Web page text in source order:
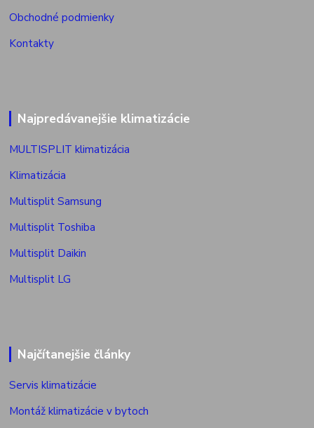
Obchodné podmienky
Kontakty
Najpredávanejšie klimatizácie
MULTISPLIT klimatizácia
Klimatizácia
Multisplit Samsung
Multisplit Toshiba
Multisplit Daikin
Multisplit LG
Najčítanejšie články
Servis klimatizácie
Montáž klimatizácie v bytoch